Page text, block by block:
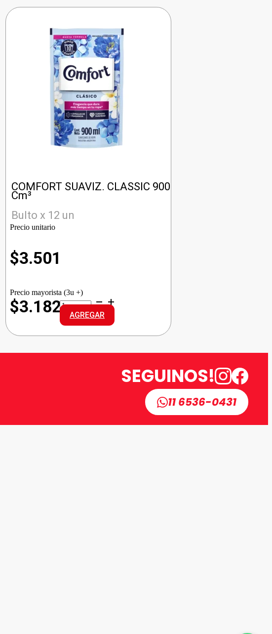
COMFORT SUAVIZ. CLASSIC 900
Cm³
Bulto x 12 un
Precio unitario
$3.501
Precio mayorista (3u +)
$3.182COMFORT
SUAVIZ.
CLASSIC
cantidad
AGREGAR
SEGUINOS!
11 6536-0431